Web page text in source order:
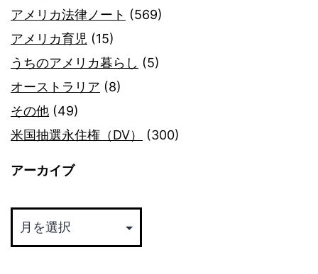
アメリカ法律ノート (569)
アメリカ育児 (15)
うちのアメリカ暮らし (5)
オーストラリア (8)
その他 (49)
米国抽選永住権（DV）
(300)
アーカイブ
カ